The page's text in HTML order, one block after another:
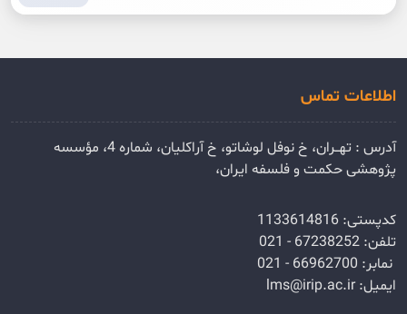
اطلاعات تماس
آدرس : تهــران، خ نوفل لوشاتو، خ آراکلیان، شماره 4،‌ مؤسسه
پژوهشی حکمت و فلسفه ایران،‌
کدپستی: 1133614816
تلفن: 67238252 - 021
نمابر: 66962700 - 021
ایمیل: lms@irip.ac.ir